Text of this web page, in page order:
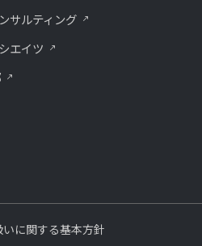
サルティング
エイツ
に関する基本方針